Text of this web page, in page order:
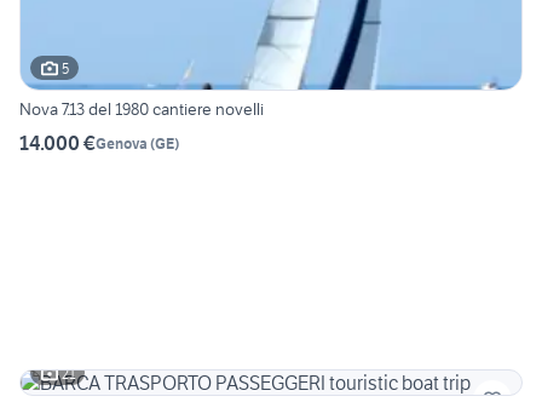
5
Nova 7.13 del 1980 cantiere novelli
14.000 €Genova (GE)
21